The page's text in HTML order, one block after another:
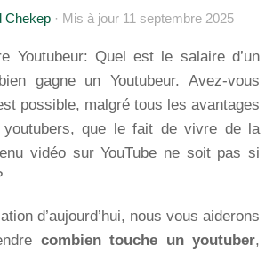
Chekep · Mis à jour 11 septembre 2025
Youtubeur: Quel est le salaire d’un
gagne un Youtubeur. Avez-vous
possible, malgré tous les avantages
que le fait de vivre de la
vidéo sur YouTube ne soit pas si
d’aujourd’hui, nous vous aiderons
combien touche un youtuber,